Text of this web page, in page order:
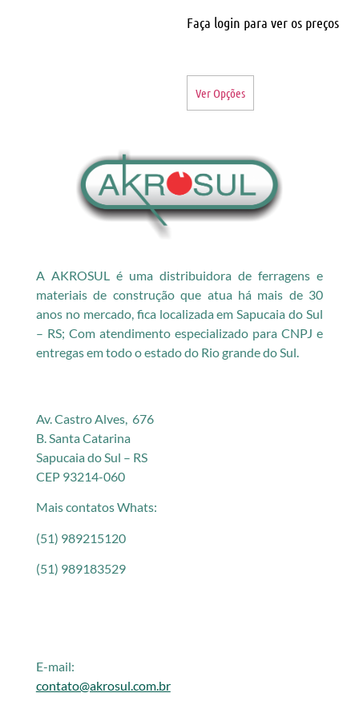
Faça login para ver os preços
Ver Opções
A AKROSUL é uma distribuidora de ferragens e
materiais de construção que atua há mais de 30
anos no mercado, fica localizada em Sapucaia do Sul
– RS; Com atendimento especializado para CNPJ e
entregas em todo o estado do Rio grande do Sul.
Av. Castro Alves, 676
B. Santa Catarina
Sapucaia do Sul – RS
CEP 93214-060
Mais contatos Whats:
(51) 989215120
(51) 989183529
E-mail:
contato@akrosul.com.br